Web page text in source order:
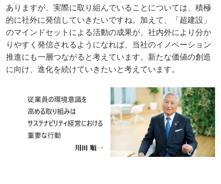
ありますが、実際に取り組んでいることについては、積極
的に社外に発信していきたいですね。加えて、「超建設」
のマインドセットによる活動の成果が、社内外により分か
りやすく発信されるようになれば、当社のイノベーション
推進にも一層つながると考えています。新たな価値の創造
に向け、進化を続けていきたいと考えています。